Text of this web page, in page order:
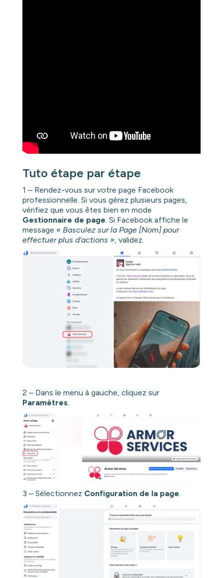
Tuto étape par étape
1 – Rendez-vous sur votre page Facebook
professionnelle. Si vous gérez plusieurs pages,
vérifiez que vous êtes bien en mode
Gestionnaire de page. Si Facebook affiche le
message « Basculez sur la Page [Nom] pour
effectuer plus d’actions », validez.
2 – Dans le menu à gauche, cliquez sur
Paramètres.
3 – Sélectionnez Configuration de la page.